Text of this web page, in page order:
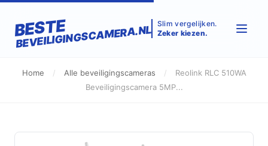
BESTE
BEVEILIGINGSCAMERA.NL Slim vergelijken.
Zeker kiezen.
Home / Alle beveiligingscameras /
Reolink RLC 510WA
Beveiligingscamera 5MP...